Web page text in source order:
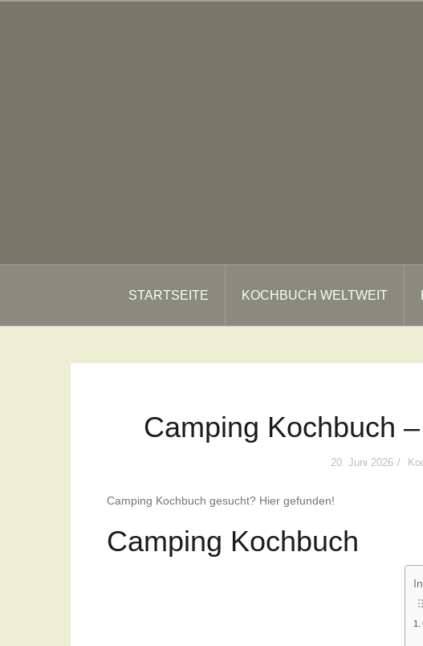
STARTSEITE KOCHBUCH WELTWEIT
Camping Kochbuch
20. Juni 2026
Camping Kochbuch gesucht? Hier gefunden!
Camping Kochbuch